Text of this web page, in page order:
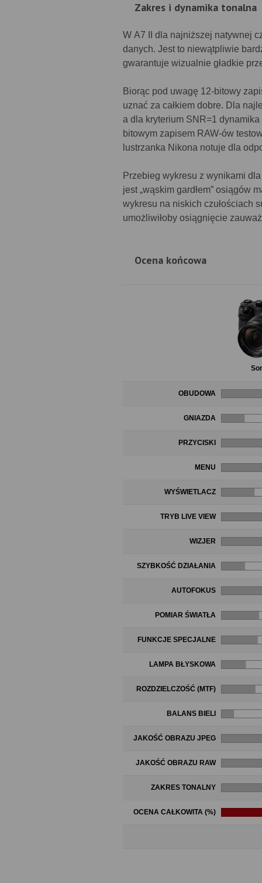
Zakres i dynamika tonalna
W A7 II dla najniższej natywnej
danych. Jest to niewątpliwie
gwarantuje wizualnie gładkie
Biorąc pod uwagę 12-bitowy
uznać za całkiem dobre. Dla
a dla kryterium SNR=1
bitowym zapisem RAW-ów
lustrzanka Nikona notuje dla
Przebieg wykresu z wynikami
jest „wąskim gardłem” osiągów
wykresu na niskich czułościach
umożliwiłoby osiągnięcie
Ocena końcowa
OBUDOWA
GNIAZDA
PRZYCISKI
MENU
WYŚWIETLACZ
TRYB LIVE VIEW
WIZJER
SZYBKOŚĆ DZIAŁANIA
AUTOFOKUS
POMIAR ŚWIATŁA
FUNKCJE SPECJALNE
LAMPA BŁYSKOWA
ROZDZIELCZOŚĆ (MTF)
BALANS BIELI
JAKOŚĆ OBRAZU JPEG
JAKOŚĆ OBRAZU RAW
ZAKRES TONALNY
OCENA CAŁKOWITA (%)